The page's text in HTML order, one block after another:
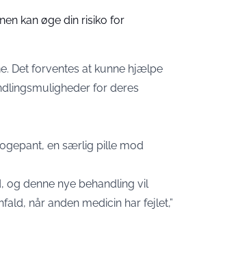
kan øge din risiko for
Det forventes at kunne hjælpe
for deres
en særlig pille mod
og denne nye behandling vil
når anden medicin har fejlet,”